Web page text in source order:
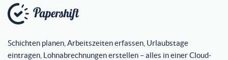
Schichten planen, Arbeitszeiten erfassen, Urlaubstage
eintragen, Lohnabrechnungen erstellen – alles in einer Cloud-